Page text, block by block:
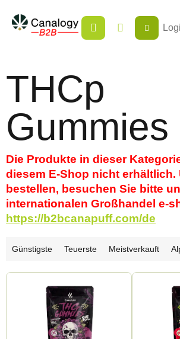
Inhalt
springen
WARENKORB
THCp
Gummies
Die Produkte in dieser
diesem E-Shop nicht erhältlich.
bestellen, besuchen Sie bitte
internationalen Großhandel e-
https://b2bcanapuff.com/de
P
o
Günstigste Teuerste Meistverkauft
L